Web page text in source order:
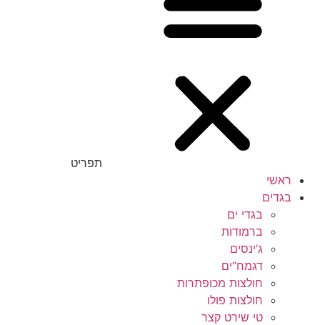
תפריט
ראשי
בגדים
בגדי ים
ברמודות
ג’ינסים
דגמח”ים
חולצות מכופתרות
חולצות פולו
טי שירט קצר